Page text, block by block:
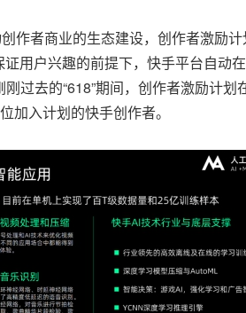
者商业的生态建设，创作者激励计
用户兴趣的前提下，快手平台自动
过去的“618”期间，创作者激励计划
加入计划的快手创作者。